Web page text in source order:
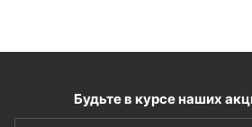
Будьте в курсе наших